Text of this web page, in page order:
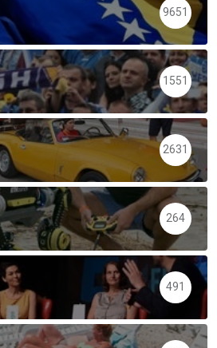
9651
1551
2631
264
491